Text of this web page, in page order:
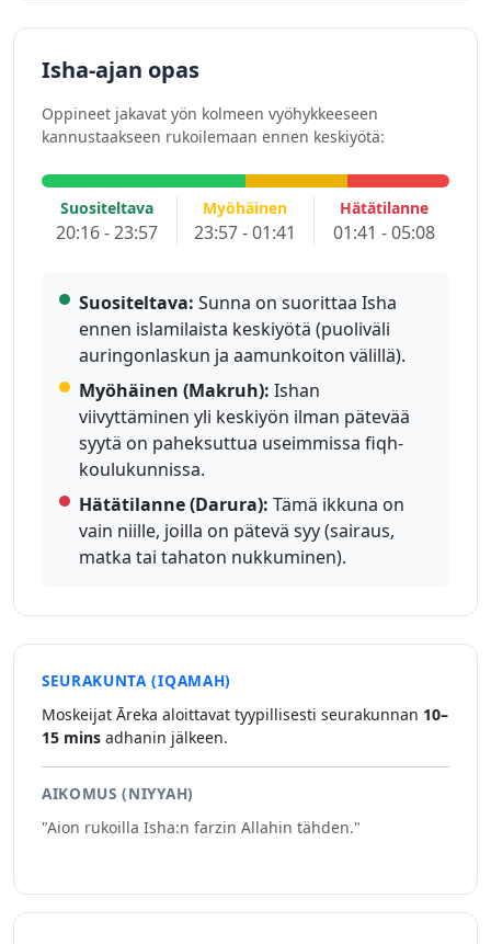
Isha-ajan opas
Oppineet jakavat yön kolmeen vyöhykkeeseen
kannustaakseen rukoilemaan ennen keskiyötä:
Suositeltava
20:16 - 23:57
Myöhäinen
23:57 - 01:41
Hätätilanne
01:41 - 05:08
Suositeltava: Sunna on suorittaa Isha
ennen islamilaista keskiyötä (puoliväli
auringonlaskun ja aamunkoiton välillä).
Myöhäinen (Makruh): Ishan
viivyttäminen yli keskiyön ilman pätevää
syytä on paheksuttua useimmissa fiqh-
koulukunnissa.
Hätätilanne (Darura): Tämä ikkuna on
vain niille, joilla on pätevä syy (sairaus,
matka tai tahaton nukkuminen).
SEURAKUNTA (IQAMAH)
Moskeijat Āreka aloittavat tyypillisesti seurakunnan 10–
15 mins adhanin jälkeen.
AIKOMUS (NIYYAH)
"Aion rukoilla Isha:n farzin Allahin tähden."